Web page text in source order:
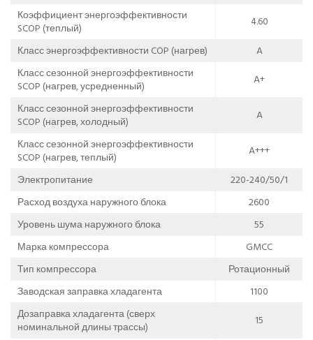
Коэффициент энергоэффективности
SCOP (теплый)
4.60
Класс энергоэффективности COP (нагрев)
A
Класс сезонной энергоэффективности
SCOP (нагрев, усредненный)
A+
Класс сезонной энергоэффективности
SCOP (нагрев, холодный)
A
Класс сезонной энергоэффективности
SCOP (нагрев, теплый)
A+++
Электропитание
220-240/50/1
Расход воздуха наружного блока
2600
Уровень шума наружного блока
55
Марка компрессора
GMCC
Тип компрессора
Ротационный
Заводская заправка хладагента
1100
Дозаправка хладагента (сверх
номинальной длины трассы)
15